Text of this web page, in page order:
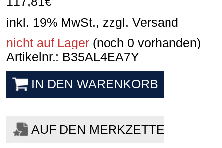
inkl. 19% MwSt., zzgl. Versand
nicht auf Lager (noch 0 vorhanden)
Artikelnr.: B35AL4EA7Y